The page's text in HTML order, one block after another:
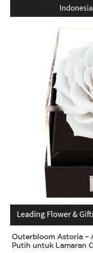
Outerbloom Astoria –
Putih untuk Lamaran